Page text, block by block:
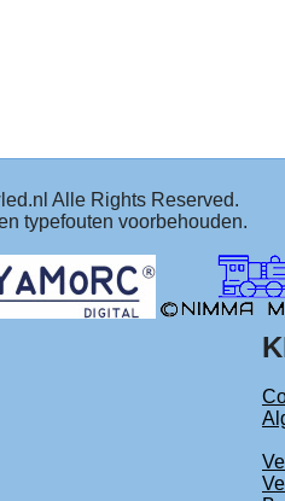
Alle Rights Reserved.
typefouten voorbehouden.